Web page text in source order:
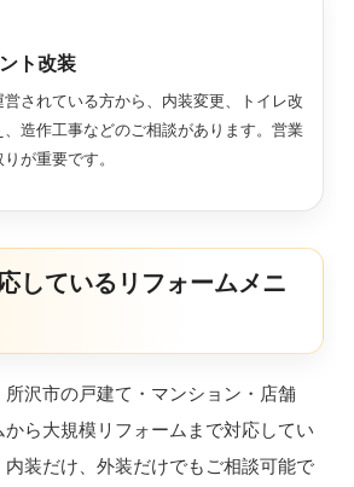
ト改装
されている方から、内装変更、トイレ改
造作工事などのご相談があります。営業
が重要です。
しているリフォームメニ
沢市の戸建て・マンション・店舗
ら大規模リフォームまで対応してい
内装だけ、外装だけでもご相談可能で